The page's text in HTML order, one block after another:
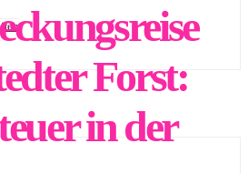
Forst:
in der